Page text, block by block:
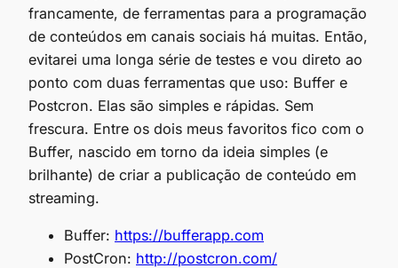
francamente, de ferramentas para a programação
de conteúdos em canais sociais há muitas. Então,
evitarei uma longa série de testes e vou direto ao
ponto com duas ferramentas que uso: Buffer e
Postcron. Elas são simples e rápidas. Sem
frescura. Entre os dois meus favoritos fico com o
Buffer, nascido em torno da ideia simples (e
brilhante) de criar a publicação de conteúdo em
streaming.
Buffer: https://bufferapp.com
PostCron: http://postcron.com/